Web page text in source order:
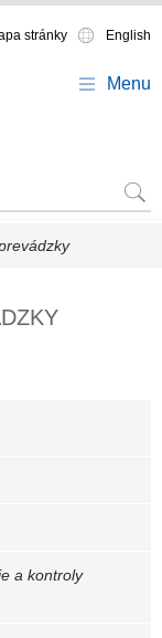
English
stránky
Menu
a kontroly